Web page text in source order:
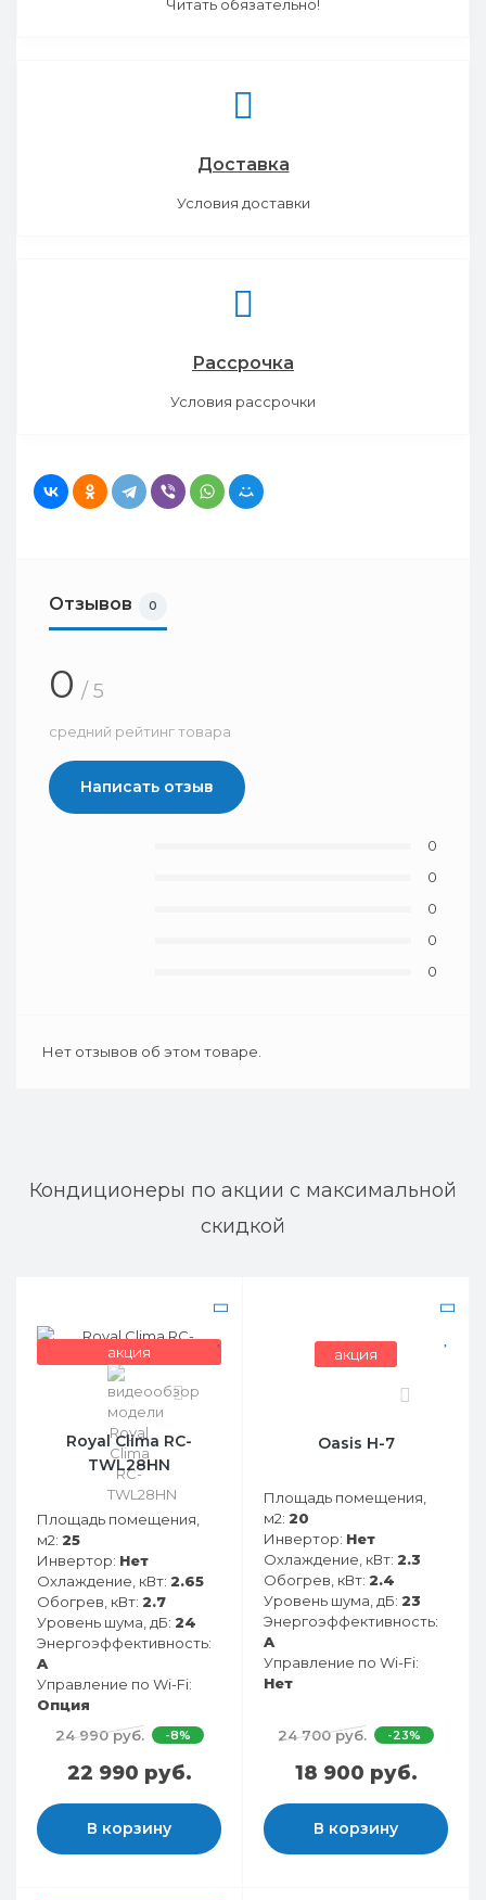
Читать обязательно!
Доставка
Условия доставки
Рассрочка
Условия рассрочки
Отзывов 0
0 / 5
средний рейтинг товара
Написать отзыв
0
0
0
0
0
Нет отзывов об этом товаре.
Кондиционеры по акции с максимальной
скидкой
акция
0
Royal Clima RC-
TWL28HN
Площадь помещения,
м2: 25
Инвертор: Нет
Охлаждение, кВт: 2.65
Обогрев, кВт: 2.7
Уровень шума, дБ: 24
Энергоэффективность:
A
Управление по Wi-Fi:
Опция
24 990 руб.
-8%
22 990 руб.
В корзину
акция
Oasis H-7
Площадь помещения,
м2: 20
Инвертор: Нет
Охлаждение, кВт: 2.3
Обогрев, кВт: 2.4
Уровень шума, дБ: 23
Энергоэффективность:
A
Управление по Wi-Fi:
Нет
24 700 руб. -23%
18 900 руб.
В корзину